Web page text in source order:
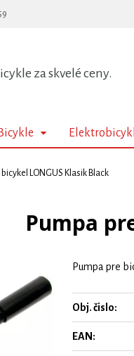
za skvelé ceny.
Bicykle
bicykel LONGUS Klasik Black
Pumpa
Pumpa pre
Obj. čislo:
EAN: